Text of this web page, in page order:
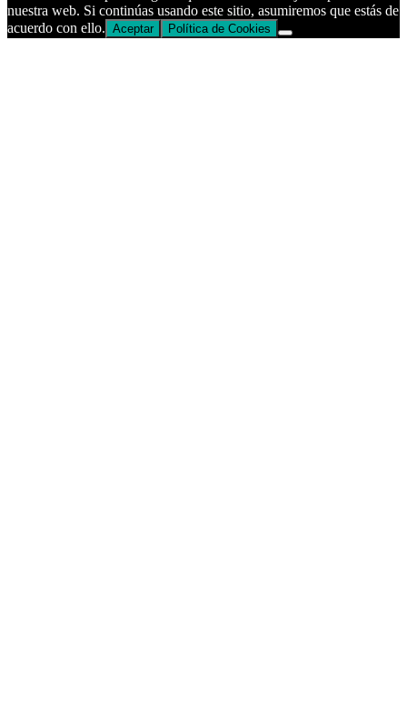
nuestra web. Si continúas usando este sitio, asumiremos que estás de
acuerdo con ello. Aceptar Política de Cookies